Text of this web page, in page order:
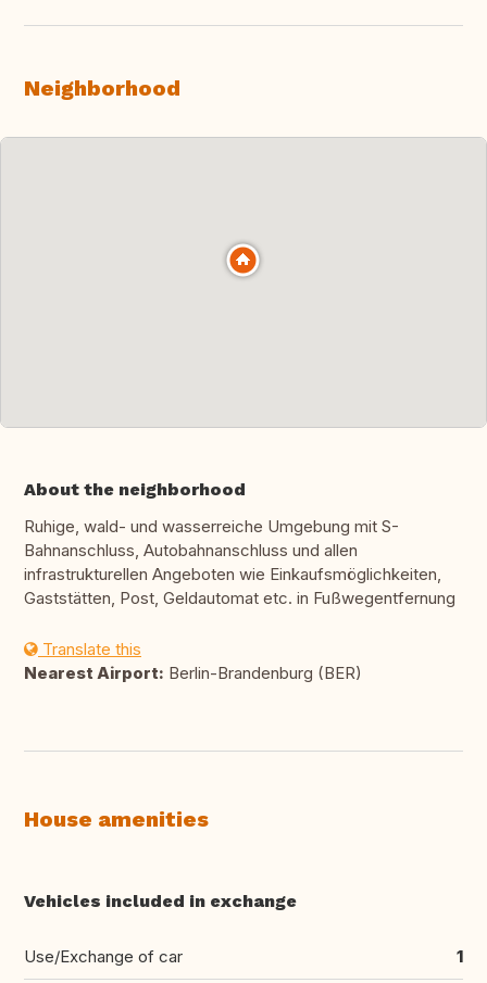
Neighborhood
About the neighborhood
Ruhige, wald- und wasserreiche Umgebung mit S-
Bahnanschluss, Autobahnanschluss und allen
infrastrukturellen Angeboten wie Einkaufsmöglichkeiten,
Gaststätten, Post, Geldautomat etc. in Fußwegentfernung
Translate this
Nearest Airport: Berlin-Brandenburg (BER)
House amenities
Vehicles included in exchange
Use/Exchange of car 1